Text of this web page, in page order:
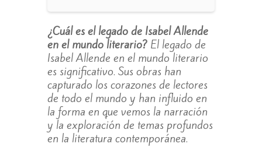
¿Cuál es el legado de Isabel Allende
en el mundo literario?El legado de
Isabel Allende en el mundo literario
es significativo. Sus obras han
capturado los corazones de lectores
de todo el mundo y han influido en
la forma en que vemos la narración
y la exploración de temas profundos
en la literatura contemporánea.